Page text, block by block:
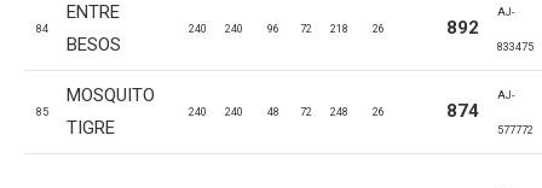
84
ENTRE
BESOS
240 240 96 72 218 26 892
AJ-
833475
85
MOSQUITO
TIGRE
240 240 48 72 248 26 874
AJ-
577772